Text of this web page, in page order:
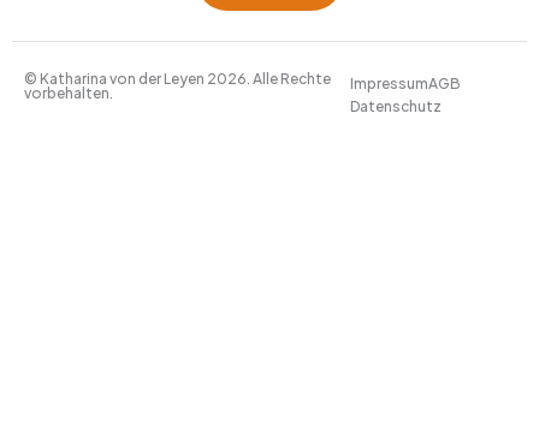
© Katharina von der Leyen 2026. Alle Rechte
vorbehalten.
ImpressumAGB
Datenschutz